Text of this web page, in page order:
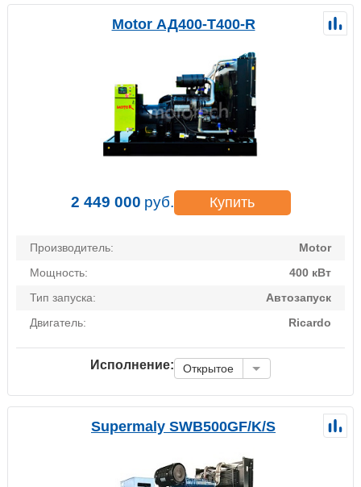
Motor АД400-Т400-R
2 449 000 руб. Купить
Производитель:
Motor
Мощность:
400 кВт
Тип запуска:
Автозапуск
Двигатель:
Ricardo
Исполнение: Открытое
Supermaly SWB500GF/K/S